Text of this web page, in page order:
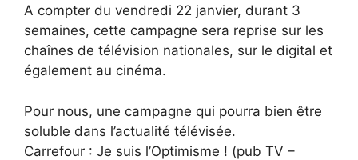
A compter du vendredi 22 janvier, durant 3
semaines, cette campagne sera reprise sur les
chaînes de télévision nationales, sur le digital et
également au cinéma.
Pour nous, une campagne qui pourra bien être
soluble dans l’actualité télévisée.
Carrefour : Je suis l’Optimisme ! (pub TV –